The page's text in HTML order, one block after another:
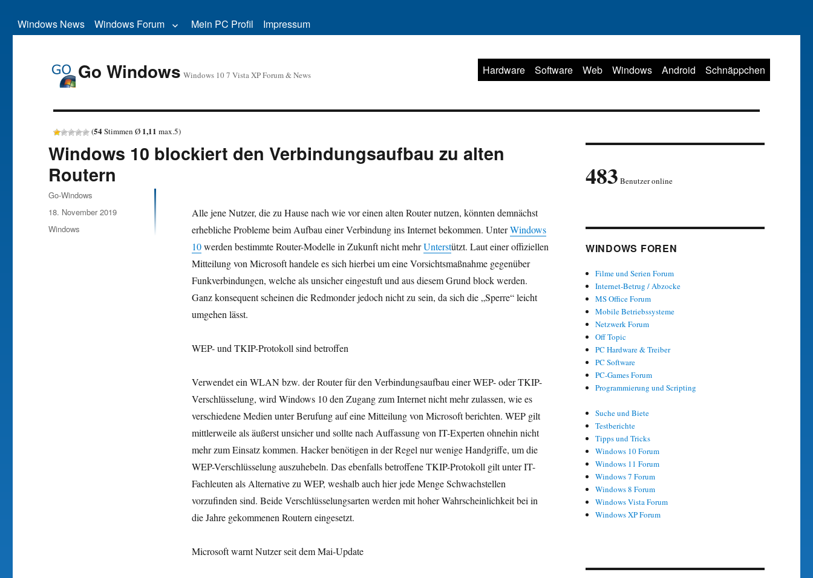
Windows News Windows Forum Mein PC Profil Impressum
Go Windows Windows 10 7 Vista XP Forum & News Hardware Software Web Windows Android Schnäppchen
(54Stimmen Ø 1,11 max.5)
Windows 10 blockiert den Verbindungsaufbau zu alten
Routern
Alle jene Nutzer, die zu Hause nach wie vor einen alten Router nutzen, könnten demnächst
erhebliche Probleme beim Aufbau einer Verbindung ins Internet bekommen. UnterWindows
10werden bestimmte Router-Modelle in Zukunft nicht mehrUnterstützt. Laut einer offiziellen
Mitteilung von Microsoft handele es sich hierbei um eine Vorsichtsmaßnahme gegenüber
Funkverbindungen, welche als unsicher eingestuft und aus diesem Grund block werden.
Ganz konsequent scheinen die Redmonder jedoch nicht zu sein, da sich die „Sperre“ leicht
umgehen lässt.
WEP- und TKIP-Protokoll sind betroffen
Verwendet ein WLAN bzw. der Router für den Verbindungsaufbau einer WEP- oder TKIP-
Verschlüsselung, wird Windows 10 den Zugang zum Internet nicht mehr zulassen, wie es
verschiedene Medien unter Berufung auf eine Mitteilung von Microsoft berichten. WEP gilt
mittlerweile als äußerst unsicher und sollte nach Auffassung von IT-Experten ohnehin nicht
mehr zum Einsatz kommen. Hacker benötigen in der Regel nur wenige Handgriffe, um die
WEP-Verschlüsselung auszuhebeln. Das ebenfalls betroffene TKIP-Protokoll gilt unter IT-
Fachleuten als Alternative zu WEP, weshalb auch hier jede Menge Schwachstellen
vorzufinden sind. Beide Verschlüsselungsarten werden mit hoher Wahrscheinlichkeit bei in
die Jahre gekommenen Routern eingesetzt.
Microsoft warnt Nutzer seit dem Mai-Update
Autor
Go-Windows
Veröffentlicht
am
18. November 2019
Kategorien
Windows
483 Benutzer online
WINDOWS FOREN
Filme und Serien Forum
Internet-Betrug / Abzocke
MS Office Forum
Mobile Betriebssysteme
Netzwerk Forum
Off Topic
PC Hardware & Treiber
PC Software
PC-Games Forum
Programmierung und Scripting
Suche und Biete
Testberichte
Tipps und Tricks
Windows 10 Forum
Windows 11 Forum
Windows 7 Forum
Windows 8 Forum
Windows Vista Forum
Windows XP Forum